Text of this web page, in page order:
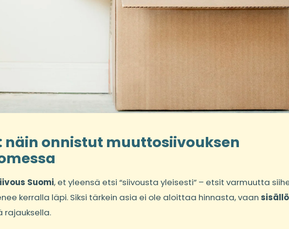
näin onnistut muuttosiivouksen
Suomi, et yleensä etsi “siivousta yleisesti” – etsit varmuutta
kerralla läpi. Siksi tärkein asia ei ole aloittaa hinnasta, vaan
rajauksella.